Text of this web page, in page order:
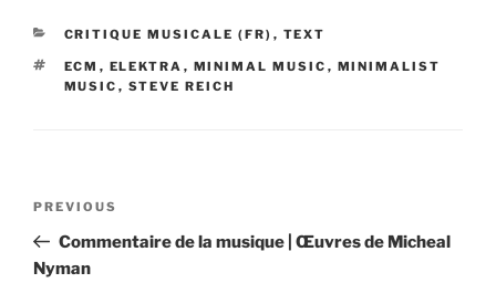
CATEGORIES
CRITIQUE MUSICALE (FR) , TEXT
TAGS
ECM , ELEKTRA , MINIMAL MUSIC , MINIMALIST
MUSIC , STEVE REICH
Previous
Post
PREVIOUS
Commentaire de la musique | Œuvres de Micheal
Nyman